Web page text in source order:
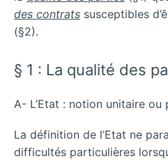
des contrats susceptibles
(§2).
§ 1 : La qualité des
A- L’Etat : notion unitaire ou
La définition de l’Etat ne
difficultés particulières